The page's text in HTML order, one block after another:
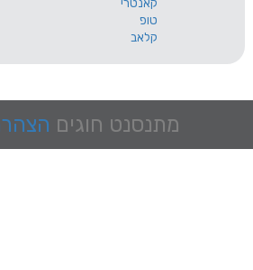
מתנסנט חוגים הצהרת